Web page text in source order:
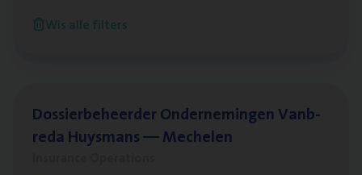
Wis alle filters
Antwerpen
Dos­sier­be­heer­der Onder­ne­min­gen Van­b­
re­da Huys­mans — Mechelen